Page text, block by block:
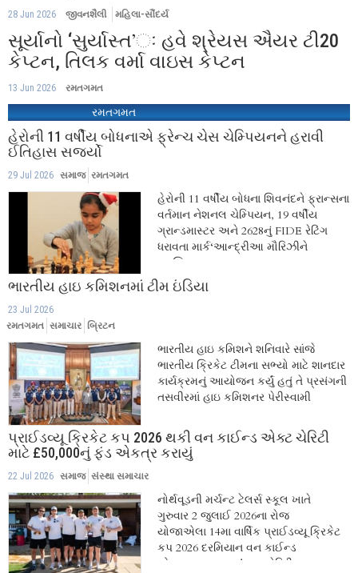
28 Jun 2026 જીવનશૈલી મહિલા-સૌંદર્ય
સૂર્યાનો ‘સુર્યાસ્ત’ઃ હવે શ્રેયસ ઐયર ટી20
કેપ્ટન, તિલક વર્મા વાઇસ કેપ્ટન
13 Jun 2026 રમતગમત
રમતગમત
હેરોની 11 વર્ષીય બોધનાએ ફ્રેન્ચ ચેસ ચેમ્પિયનને હરાવી
ઈતિહાસ સર્જ્યો
29 Jul 2026 સમાજ રમતગમત
હેરોની 11 વર્ષીય બોધના શિવનંદને ફ્રાન્સના
વર્તમાન નેશનલ ચેમ્પિયન, 19 વર્ષીય
ગ્રાન્ડમાસ્ટર અને 2628નું FIDE રેટિંગ
ધરાવતા માર્ક‘આન્દ્રીઆ મૌરિઝીને
પરાજિત...
ભારતીય હાઇ કમિશનમાં ટીમ ઇંડિયા
23 Jul 2026
રમતગમત સમાચાર બ્રિટન
ભારતીય હાઇ કમિશને શનિવારે સાંજે
ભારતીય ક્રિકેટ ટીમના સભ્યો માટે શાનદાર
કાર્યક્રમનું આયોજન કર્યું હતું તે પ્રસંગની
તસવીરમાં હાઇ કમિશનર પેરીસ્વામી
પ્રાઈડવ્યૂ ક્રિકેટ કપ 2026 થકી વન કાઈન્ડ એક્ટ ચેરિટી
માટે £50,000નું ફંડ એકત્ર કરાયું
22 Jul 2026 સમાજ સંસ્થા સમાચાર
નોર્થવૂડની મર્ચન્ટ ટેલર્સ સ્કૂલ ખાતે
ગુરુવાર 2 જુલાઈ 2026ના રોજ
યોજાએલા 14મા વાર્ષિક પ્રાઈડવ્યૂ ક્રિકેટ
કપ 2026 દરમિયાન વન કાઈન્ડ
એક્ટ - One Kind Act ચેરિટી...